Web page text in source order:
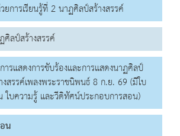
ยการเรียนรู้ที่ 2 นาฏศิลป์สร้างสรรค์
ศิลป์สร้างสรรค์
ารแสดงการขับร้องและการแสดงนาฏศิลป์
งสรรค์เพลงพระราชนิพนธ์ 8 ก.ย. 69 (มีใบ
ใบความรู้ และวีดิทัศน์ประกอบการสอน)
น